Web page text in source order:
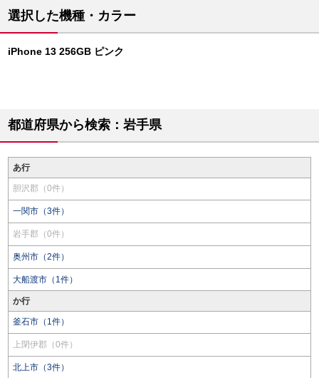
選択した機種・カラー
iPhone 13 256GB ピンク
都道府県から検索：岩手県
あ行
胆沢郡（0件）
一関市（3件）
岩手郡（0件）
奥州市（2件）
大船渡市（1件）
か行
釜石市（1件）
上閉伊郡（0件）
北上市（3件）